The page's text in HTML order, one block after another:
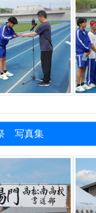
写真集